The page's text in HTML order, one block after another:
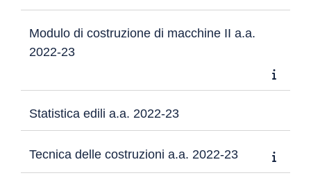
Modulo di costruzione di macchine II a.a.
2022-23
Statistica edili a.a. 2022-23
Tecnica delle costruzioni a.a. 2022-23